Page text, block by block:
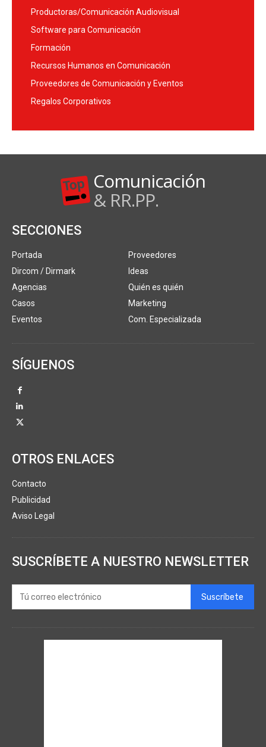
Productoras/Comunicación Audiovisual
Software para Comunicación
Formación
Recursos Humanos en Comunicación
Proveedores de Comunicación y Eventos
Regalos Corporativos
Comunicación
& RR.PP.
SECCIONES
Portada
Dircom / Dirmark
Agencias
Casos
Eventos
Proveedores
Ideas
Quién es quién
Marketing
Com. Especializada
SÍGUENOS
OTROS ENLACES
Contacto
Publicidad
Aviso Legal
SUSCRÍBETE A NUESTRO NEWSLETTER
Suscríbete